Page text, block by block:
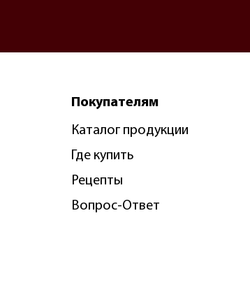
Покупателям
Каталог продукции
Где купить
Рецепты
Вопрос-Ответ